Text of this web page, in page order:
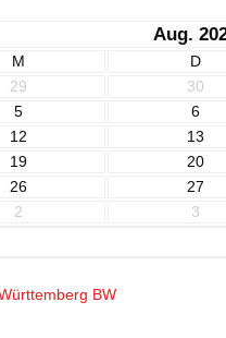
Aug.
M D
29 30
5 6
12 13
19 20
26 27
2 3